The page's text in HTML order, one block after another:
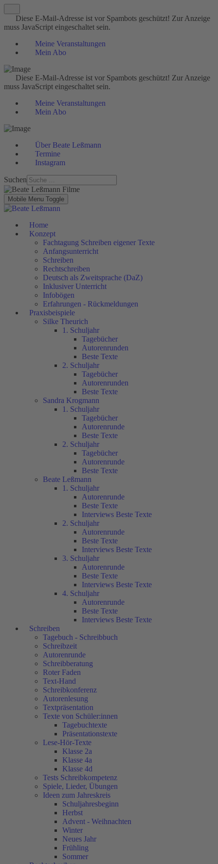
Diese E-Mail-Adresse ist vor Spambots geschützt! Zur Anzeige
muss JavaScript eingeschaltet sein.
Meine Veranstaltungen
Mein Abo
Diese E-Mail-Adresse ist vor Spambots geschützt! Zur Anzeige
muss JavaScript eingeschaltet sein.
Meine Veranstaltungen
Mein Abo
Über Beate Leßmann
Termine
Instagram
Suchen
Mobile Menu Toggle
Home
Konzept
Fachtagung Schreiben eigener Texte
Anfangsunterricht
Schreiben
Rechtschreiben
Deutsch als Zweitsprache (DaZ)
Inklusiver Unterricht
Infobögen
Erfahrungen - Rückmeldungen
Praxisbeispiele
Silke Theurich
1. Schuljahr
Tagebücher
Autorenrunden
Beste Texte
2. Schuljahr
Tagebücher
Autorenrunden
Beste Texte
Sandra Krogmann
1. Schuljahr
Tagebücher
Autorenrunde
Beste Texte
2. Schuljahr
Tagebücher
Autorenrunde
Beste Texte
Beate Leßmann
1. Schuljahr
Autorenrunde
Beste Texte
Interviews Beste Texte
2. Schuljahr
Autorenrunde
Beste Texte
Interviews Beste Texte
3. Schuljahr
Autorenrunde
Beste Texte
Interviews Beste Texte
4. Schuljahr
Autorenrunde
Beste Texte
Interviews Beste Texte
Schreiben
Tagebuch - Schreibbuch
Schreibzeit
Autorenrunde
Schreibberatung
Roter Faden
Text-Hand
Schreibkonferenz
Autorenlesung
Textpräsentation
Texte von Schüler:innen
Tagebuchtexte
Präsentationstexte
Lese-Hör-Texte
Klasse 2a
Klasse 4a
Klasse 4d
Tests Schreibkompetenz
Spiele, Lieder, Übungen
Ideen zum Jahreskreis
Schuljahresbeginn
Herbst
Advent - Weihnachten
Winter
Neues Jahr
Frühling
Sommer